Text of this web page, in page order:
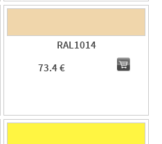
RAL1014
73.4 €